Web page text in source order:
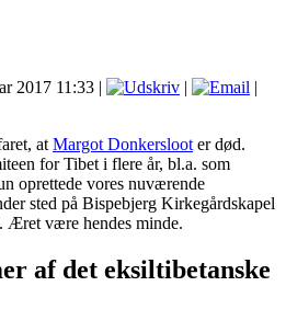
2017 11:33 | |
|
at Margot Donkersloot er død.
for Tibet i flere år, bl.a. som
oprettede vores nuværende
sted på Bispebjerg Kirkegårdskapel
Æret være hendes minde.
af det eksiltibetanske